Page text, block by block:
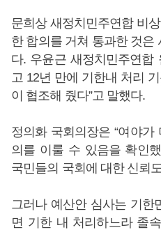
문희상 새정치민주연합 비
한 합의를 거쳐 통과한 것은
다. 우윤근 새정치민주연합
고 12년 만에 기한내 처리
이 협조해 줬다”고 말했다.
정의화 국회의장은 “여야
의를 이룰 수 있음을 확인
국민들의 국회에 대한 신뢰
그러나 예산안 심사는 기한
면 기한 내 처리하느라 졸